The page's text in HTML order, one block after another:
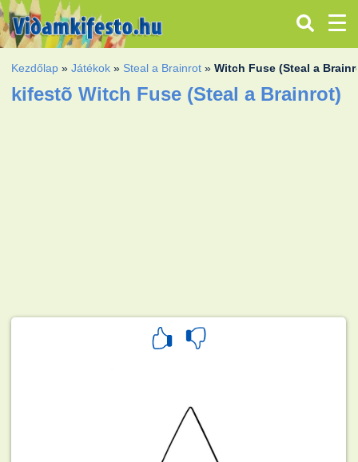
Kezdőlap »Játékok » Steal a Brainrot »Witch Fuse (Steal a
kifestõ Witch Fuse (Steal a Brainrot)